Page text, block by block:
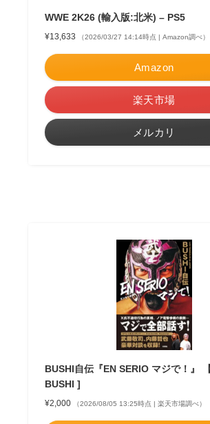
WWE 2K26 (輸入版:北米) – PS5
¥13,633 （2026/03/27 14:14時点 | Amazon調べ）
Amazon
楽天市場
メルカリ
BUSHI自伝『EN SERIO マジで！』
BUSHI ]
¥2,000 （2026/08/05 13:25時点 | 楽天市場調べ）